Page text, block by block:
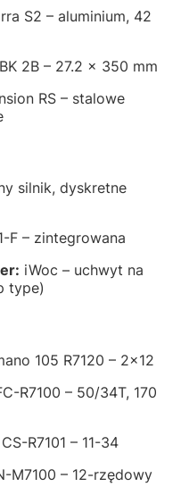
S2 – aluminium, 42
2B – 27.2 × 350 mm
RS – stalowe
silnik, dyskretne
F – zintegrowana
iWoc – uchwyt na
type)
105 R7120 – 2×12
R7100 – 50/34T, 170
R7101 – 11-34
M7100 – 12-rzędowy